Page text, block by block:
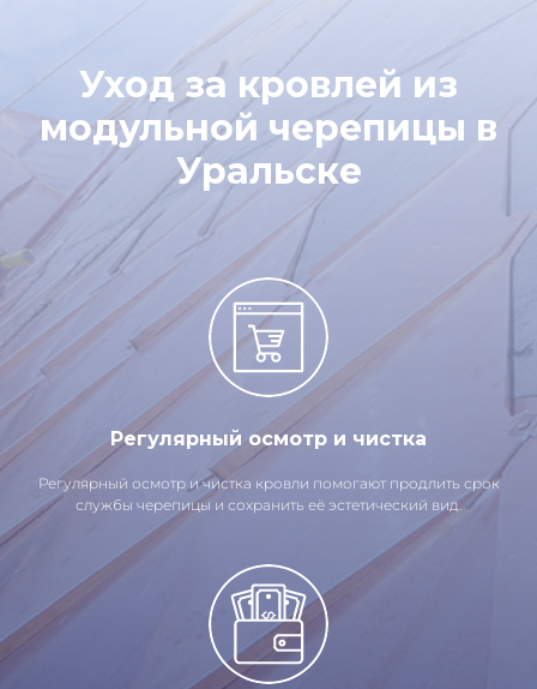
Уход за кровлей из
модульной черепицы в
Уральске
Регулярный осмотр и чистка
Регулярный осмотр и чистка кровли помогают продлить срок
службы черепицы и сохранить её эстетический вид.